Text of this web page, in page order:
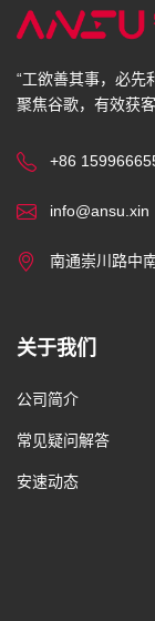
“工欲善其事，必先
聚焦谷歌，有效获
+86
info@ansu.xin
南通崇川路中
关于我们
公司简介
常见疑问解答
安速动态